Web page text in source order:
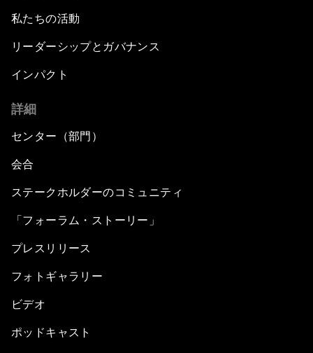
私たちの活動
リーダーシップとガバナンス
インパクト
詳細
センター（部門）
会合
ステークホルダーのコミュニティ
「フォーラム・ストーリー」
プレスリリース
フォトギャラリー
ビデオ
ポッドキャスト